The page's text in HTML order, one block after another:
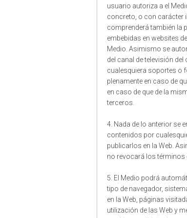
usuario autoriza a el
concreto, o con carácter
comprenderá también la
embebidas en websites
Medio. Asimismo se
del canal de televisión
cualesquiera soportes o
plenamente en caso de
en caso de que de la
terceros.
4. Nada de lo anterior se
contenidos por
publicarlos en la Web.
no revocará los términos
5. El Medio podrá
tipo de navegador,
en la Web, páginas
utilización de las Web y